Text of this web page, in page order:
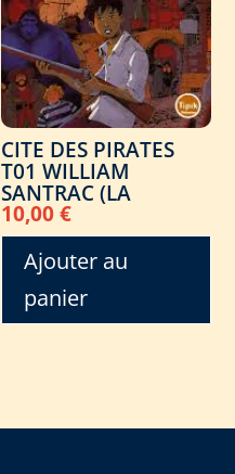
CITE DES PIRATES
T01 WILLIAM
SANTRAC (LA
10,00€
Ajouter au
panier